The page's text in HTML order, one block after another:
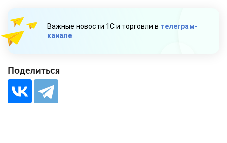
Важные новости 1С и торговли в телеграм-
канале
Поделиться